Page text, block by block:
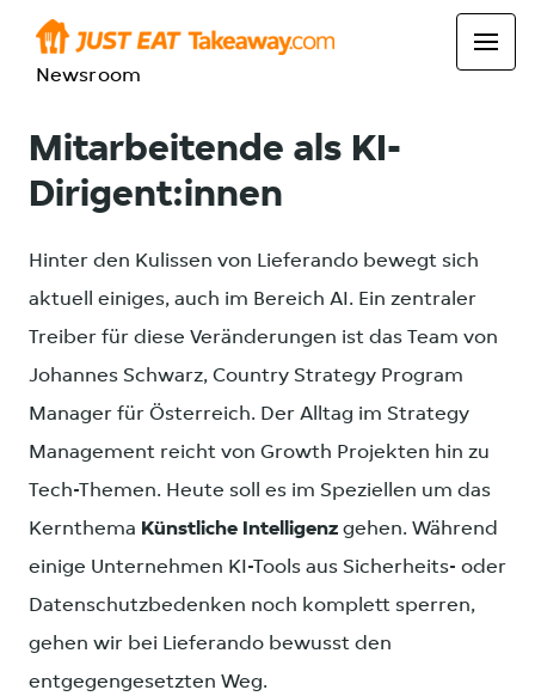
Newsroom
Mitarbeitende als KI-
Dirigent:innen
Hinter den Kulissen von Lieferando bewegt sich
aktuell einiges, auch im Bereich AI. Ein zentraler
Treiber für diese Veränderungen ist das Team von
Johannes Schwarz, Country Strategy Program
Manager für Österreich. Der Alltag im Strategy
Management reicht von Growth Projekten hin zu
Tech-Themen. Heute soll es im Speziellen um das
Kernthema Künstliche Intelligenz gehen. Während
einige Unternehmen KI-Tools aus Sicherheits- oder
Datenschutzbedenken noch komplett sperren,
gehen wir bei Lieferando bewusst den
entgegengesetzten Weg.